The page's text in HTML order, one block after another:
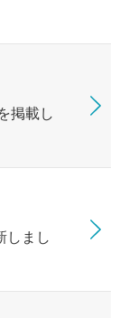
掲載し
しまし